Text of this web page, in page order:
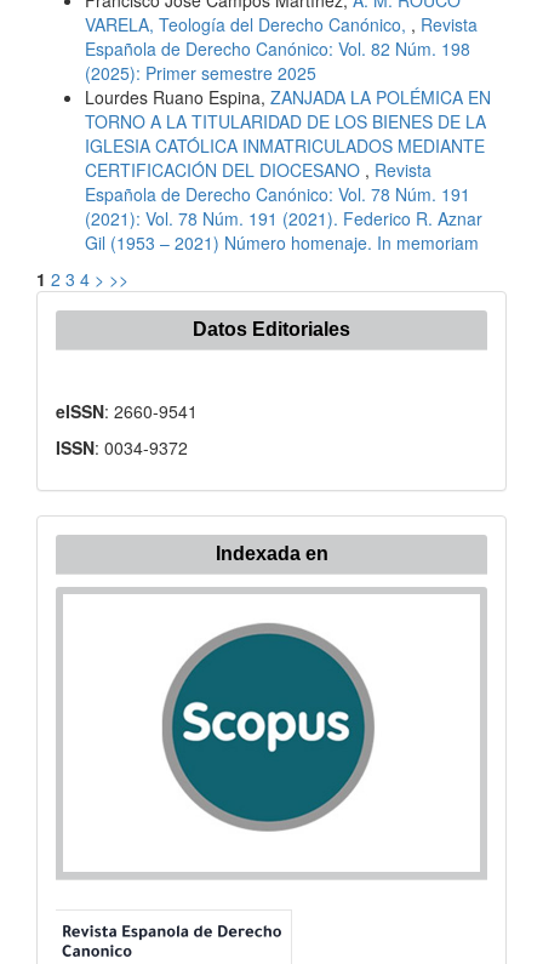
VARELA, Teología del Derecho Canónico, , Revista
Española de Derecho Canónico: Vol. 82 Núm. 198
(2025): Primer semestre 2025
Lourdes Ruano Espina, ZANJADA LA POLÉMICA EN
TORNO A LA TITULARIDAD DE LOS BIENES DE LA
IGLESIA CATÓLICA INMATRICULADOS MEDIANTE
CERTIFICACIÓN DEL DIOCESANO , Revista
Española de Derecho Canónico: Vol. 78 Núm. 191
(2021): Vol. 78 Núm. 191 (2021). Federico R. Aznar
Gil (1953 – 2021) Número homenaje. In memoriam
1 2 3 4 > >>
Datos Editoriales
eISSN: 2660-9541
ISSN: 0034-9372
Indexada
Indexada en